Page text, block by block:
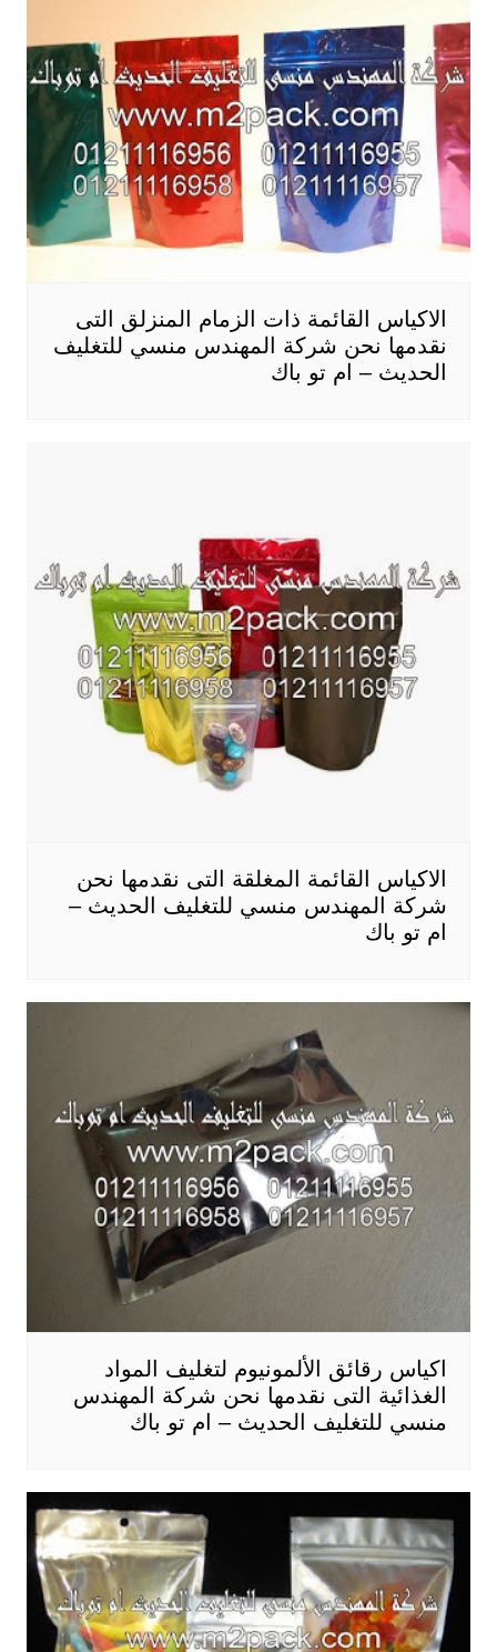
الاكياس القائمة ذات الزمام المنزلق التى
نقدمها نحن شركة المهندس منسي للتغليف
الحديث – ام تو باك
الاكياس القائمة المغلقة التى نقدمها نحن
شركة المهندس منسي للتغليف الحديث –
ام تو باك
اكياس رقائق الألمونيوم لتغليف المواد
الغذائية التى نقدمها نحن شركة المهندس
منسي للتغليف الحديث – ام تو باك